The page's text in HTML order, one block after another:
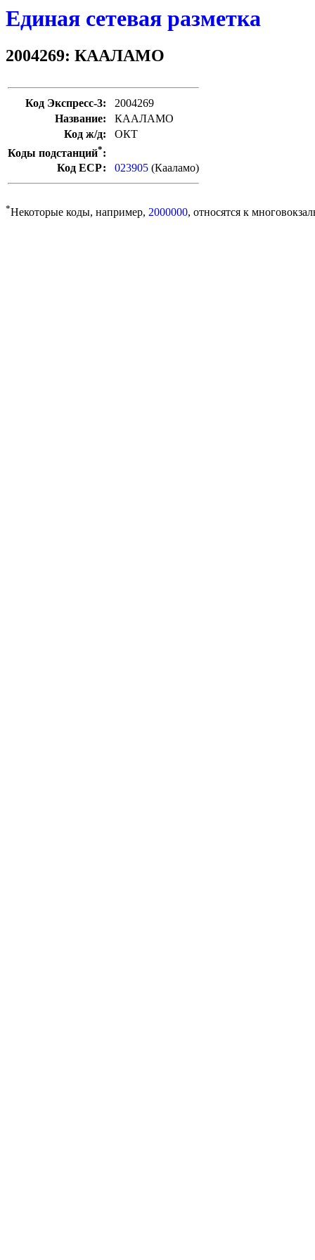
Единая сетевая разметка
2004269: КААЛАМО
Код Экспресс-3:
2004269
Название:
КААЛАМО
Код ж/д:
ОКТ
Коды подстанций*:
Код ЕСР:
023905 (Кааламо)
*Некоторые коды, например, 2000000, относятся к